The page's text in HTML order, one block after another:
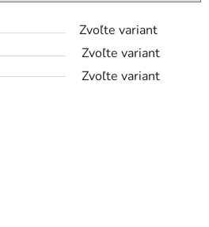
Zvoľte variant
Zvoľte variant
Zvoľte variant